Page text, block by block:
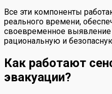
Все эти компоненты
реального времени,
своевременное выявление
рациональную и
Как работают
эвакуации?